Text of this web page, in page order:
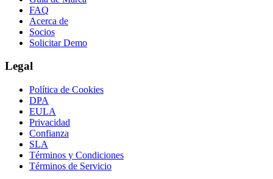
FAQ
Acerca de
Socios
Solicitar Demo
Legal
Política de Cookies
DPA
EULA
Privacidad
Confianza
SLA
Términos y Condiciones
Términos de Servicio